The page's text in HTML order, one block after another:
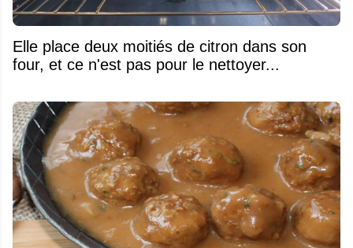
Elle place deux moitiés de citron dans son
four, et ce n'est pas pour le nettoyer...